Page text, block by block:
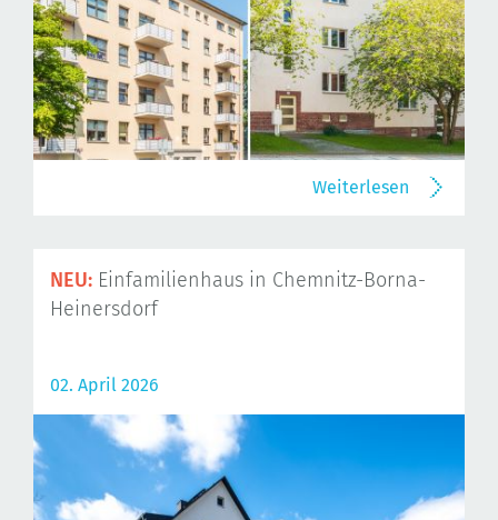
Weiterlesen
NEU: Einfamilienhaus in Chemnitz-Borna-
Heinersdorf
02. April 2026